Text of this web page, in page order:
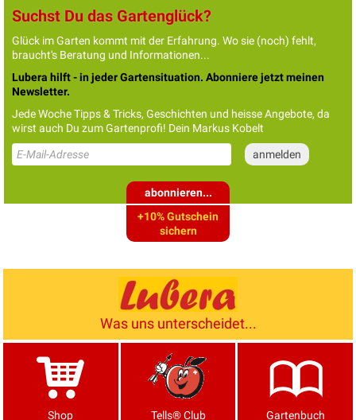
Suchst Du das Gartenglück?
Glück im Garten kommt mit der Erfahrung. Wo sie (noch) fehlt,
braucht's Beratung und Informationen...
Lubera hilft - in jeder Gartensituation. Abonniere jetzt meinen
Newsletter.
Jede Woche Tipps & Tricks, Geschichten und heisse Angebote, da
wirst auch Du zum Gartenprofi! Dein Markus Kobelt
abonnieren...
+10% Gutschein
sichern
Was uns unterscheidet...
Shop Tells® Club Gartenbuch